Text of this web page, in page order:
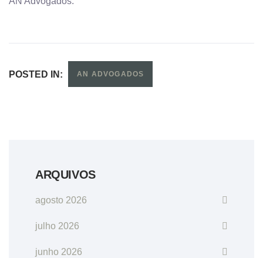
POSTED IN: AN ADVOGADOS
ARQUIVOS
agosto 2026
julho 2026
junho 2026